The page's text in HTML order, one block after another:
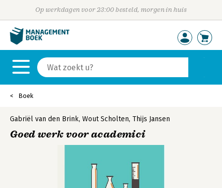
Op werkdagen voor 23:00 besteld, morgen in huis
Boek
Gabriël van den Brink, Wout Scholten, Thijs Jansen
Goed werk voor academici